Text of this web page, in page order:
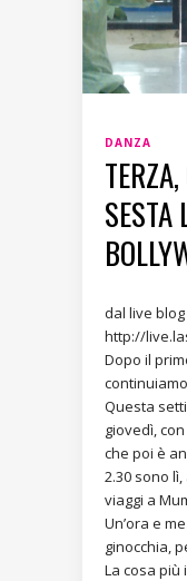
DANZA
SESTA
dal live
http://
Dopo il
Questa
giovedì,
che poi è
2.30 sono
viaggi a
Un’ora e
ginocchia,
La cosa più